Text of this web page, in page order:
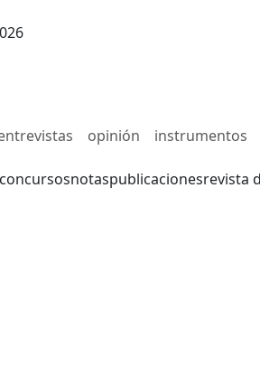
opinión instrumentos
concursosnotaspublicacionesrevista